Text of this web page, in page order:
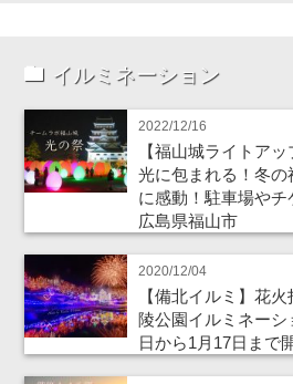
イルミネーション
2022/12/16
【福山城ライトア
光に包まれる！冬
に感動！駐車場や
広島県福山市
2020/12/04
【備北イルミ】花
陵公園イルミネーシ
日から1月17日まで